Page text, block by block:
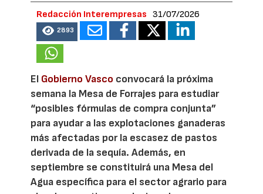
Redacción Interempresas 31/07/2026
2893
El Gobierno Vasco convocará la próxima
semana la Mesa de Forrajes para estudiar
“posibles fórmulas de compra conjunta”
para ayudar a las explotaciones ganaderas
más afectadas por la escasez de pastos
derivada de la sequía. Además, en
septiembre se constituirá una Mesa del
Agua específica para el sector agrario para